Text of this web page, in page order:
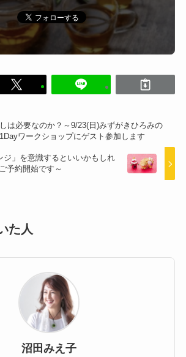
は必要なのか？～9/23(日)みずがきひろみの
ワークショップにゲスト参加します
ジ」を意識するといいかもしれ
予約開始です～
た人
沼田みえ子